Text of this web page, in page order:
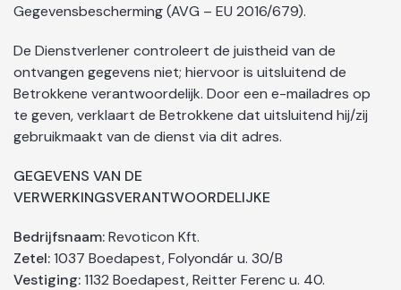
Gegevensbescherming (AVG – EU 2016/679).
De Dienstverlener controleert de juistheid van de
ontvangen gegevens niet; hiervoor is uitsluitend de
Betrokkene verantwoordelijk. Door een e-mailadres op
te geven, verklaart de Betrokkene dat uitsluitend hij/zij
gebruikmaakt van de dienst via dit adres.
GEGEVENS VAN DE
VERWERKINGSVERANTWOORDELIJKE
Bedrijfsnaam:Revoticon Kft.
Zetel:1037 Boedapest, Folyondár u. 30/B
Vestiging:1132 Boedapest, Reitter Ferenc u. 40.